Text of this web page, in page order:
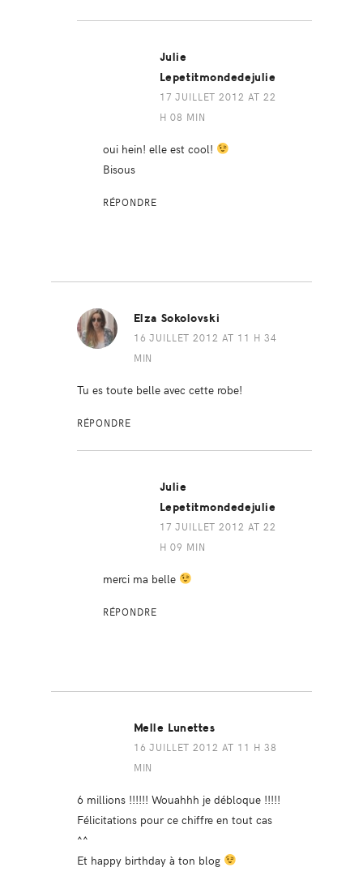
Julie
Lepetitmondedejulie
17 JUILLET 2012 AT 22
H 08 MIN
oui hein! elle est cool!
Bisous
RÉPONDRE
Elza Sokolovski
16 JUILLET 2012 AT 11 H 34
MIN
Tu es toute belle avec cette robe!
RÉPONDRE
Julie
Lepetitmondedejulie
17 JUILLET 2012 AT 22
H 09 MIN
merci ma belle
RÉPONDRE
Melle Lunettes
16 JUILLET 2012 AT 11 H 38
MIN
6 millions !!!!!! Wouahhh je débloque !!!!!
Félicitations pour ce chiffre en tout cas
^^
Et happy birthday à ton blog